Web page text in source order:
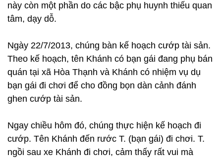
này còn một phần do các bậc phụ huynh thiếu quan
tâm, dạy dỗ.
Ngày 22/7/2013, chúng bàn kế hoạch cướp tài sản.
Theo kế hoạch, tên Khánh có bạn gái đang phụ bán
quán tại xã Hòa Thạnh và Khánh có nhiệm vụ dụ
bạn gái đi chơi để cho đồng bọn dàn cảnh đánh
ghen cướp tài sản.
Ngay chiều hôm đó, chúng thực hiện kế hoạch đi
cướp. Tên Khánh đến rước T. (bạn gái) đi chơi. T.
ngồi sau xe Khánh đi chơi, cảm thấy rất vui mà